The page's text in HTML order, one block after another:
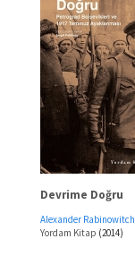
Devrime Doğru
Alexander Rabinowitch
Yordam Kitap (2014)